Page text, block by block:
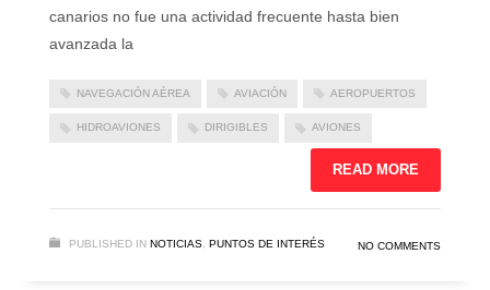
canarios no fue una actividad frecuente hasta bien
avanzada la
NAVEGACIÓN AÉREA AVIACIÓN AEROPUERTOS
HIDROAVIONES DIRIGIBLES AVIONES
READ MORE
PUBLISHED IN NOTICIAS PUNTOS DE INTERÉS NO COMMENTS